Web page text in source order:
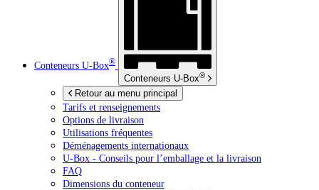
Conteneurs U-Box®
Conteneurs U-Box®
Retour au menu principal
Tarifs et renseignements
Options de livraison
Utilisations fréquentes
Déménagements internationaux
U-Box - Conseils pour l’emballage et la livraison
FAQ
Dimensions du conteneur